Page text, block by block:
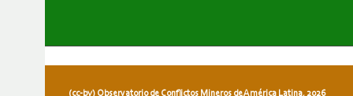
(cc-by) Observatorio de Conflictos Mineros de América Latina, 2026